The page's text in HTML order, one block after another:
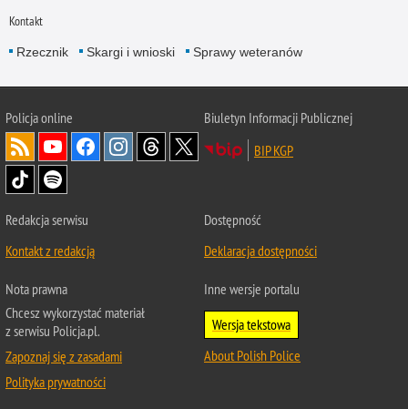
Kontakt
Rzecznik Skargi i wnioski Sprawy weteranów
Policjaonline
Biuletyn Informacji Publicznej
BIP KGP
Redakcja serwisu
Kontakt z redakcją
Dostępność
Deklaracja dostępności
Nota prawna
Chcesz wykorzystać materiał
z serwisu Policja.pl.
Zapoznaj się z zasadami
Polityka prywatności
Inne wersje portalu
Wersja tekstowa
About Polish Police